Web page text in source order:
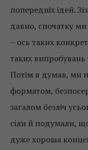
попередніх ідей.
давно, спочатку
– ось таких
таких
Потім я думав, ми
форматом,
загалом безліч
сіли й подумали,
дуже хороша